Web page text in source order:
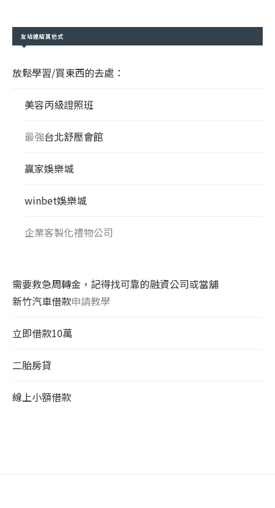
友站連結其他式
放鬆學習/買東西的去處：
美容丙級證照班
最強台北舒壓會館
贏家娛樂城
winbet娛樂城
企業客製化禮物公司
需要救急周轉金，記得找可靠的融資公司或當舖
新竹汽車借款申請教學
立即借款10萬
二胎房貸
線上小額借款